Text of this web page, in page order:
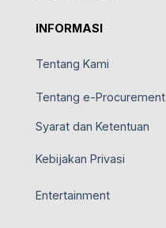
INFORMASI
Tentang Kami
Tentang e-Procurement
Syarat dan Ketentuan
Kebijakan Privasi
Entertainment